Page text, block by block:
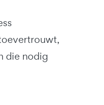
die nodig